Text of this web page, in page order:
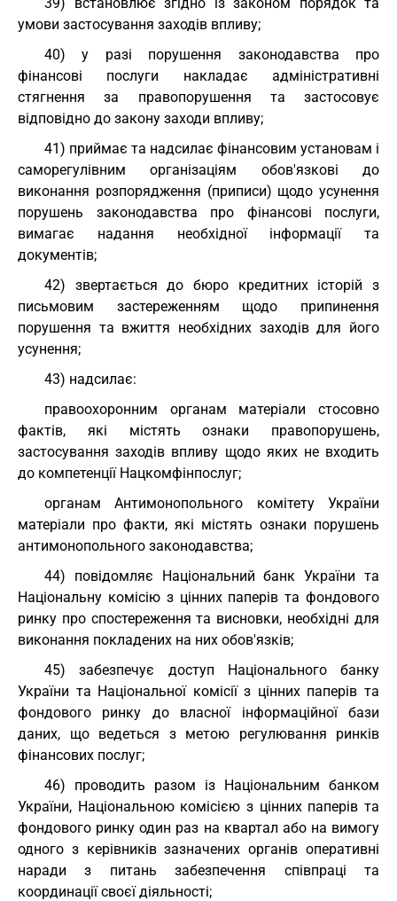
умови застосування заходів впливу;
40) у разі порушення законодавства про
фінансові послуги накладає адміністративні
стягнення за правопорушення та застосовує
відповідно до закону заходи впливу;
41) приймає та надсилає фінансовим установам і
саморегулівним організаціям обов'язкові до
виконання розпорядження (приписи) щодо усунення
порушень законодавства про фінансові послуги,
вимагає надання необхідної інформації та
документів;
42) звертається до бюро кредитних історій з
письмовим застереженням щодо припинення
порушення та вжиття необхідних заходів для його
усунення;
43) надсилає:
правоохоронним органам матеріали стосовно
фактів, які містять ознаки правопорушень,
застосування заходів впливу щодо яких не входить
до компетенції Нацкомфінпослуг;
органам Антимонопольного комітету України
матеріали про факти, які містять ознаки порушень
антимонопольного законодавства;
44) повідомляє Національний банк України та
Національну комісію з цінних паперів та фондового
ринку про спостереження та висновки, необхідні для
виконання покладених на них обов'язків;
45) забезпечує доступ Національного банку
України та Національної комісії з цінних паперів та
фондового ринку до власної інформаційної бази
даних, що ведеться з метою регулювання ринків
фінансових послуг;
46) проводить разом із Національним банком
України, Національною комісією з цінних паперів та
фондового ринку один раз на квартал або на вимогу
одного з керівників зазначених органів оперативні
наради з питань забезпечення співпраці та
координації своєї діяльності;